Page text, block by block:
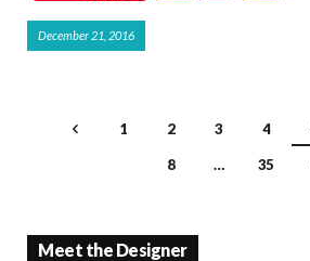
December 21, 2016
1 2 3 4
8 … 35
Meet the Designer